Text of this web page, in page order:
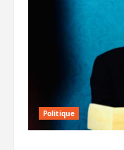
Politique